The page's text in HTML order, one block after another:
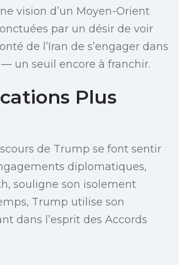
vision d’un Moyen-Orient
par un désir de voir
de l’Iran de s’engager dans
un seuil encore à franchir.
Plus
de Trump se font sentir
diplomatiques,
souligne son isolement
Trump utilise son
dans l’esprit des Accords